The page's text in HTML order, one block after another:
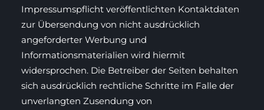
Impressumspflicht veröffentlichten Kontaktdaten
zur Übersendung von nicht ausdrücklich
angeforderter Werbung und
Informationsmaterialien wird hiermit
widersprochen. Die Betreiber der Seiten behalten
sich ausdrücklich rechtliche Schritte im Falle der
unverlangten Zusendung von